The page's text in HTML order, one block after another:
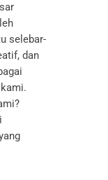
selebar-
dan